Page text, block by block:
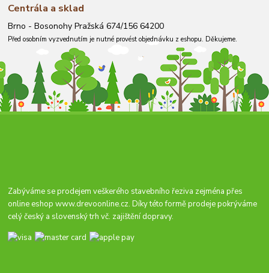
Centrála a sklad
Brno - Bosonohy Pražská 674/156 64200
Před osobním vyzvednutím je nutné provést objednávku z eshopu. Děkujeme.
Zabýváme se prodejem veškerého stavebního řeziva zejména přes
online eshopwww.drevoonline.cz. Díky této formě prodeje pokrýváme
celý český a slovenský trh vč. zajištění dopravy.